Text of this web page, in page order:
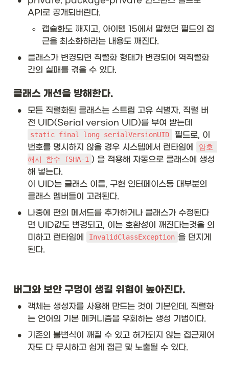
API로 공개되버린다.
◦
캡슐화도 깨지고, 아이템 15에서 말했던 필드의 접
근을 최소화하라는 내용도 깨진다.
•
클래스가 변경되면 직렬화 형태가 변경되어 역직렬화
간의 실패를 겪을 수 있다.
클래스 개선을 방해한다.
•
모든 직렬화된 클래스는 스트림 고유 식별자, 직렬 버
static final long serialVersionUID
필드로, 이
번호를 명시하지 않을 경우 시스템에서 런타임에
암호
해시 함수 (SHA-1 ) 을 적용해 자동으로 클래스에 생성
해 넣는다.
이 UID는 클래스 이름, 구현 인터페이스등 대부분의
클래스 멤버들이 고려된다.
•
나중에 편의 메서드를 추가하거나 클래스가 수정된다
면 UID값도 변경되고, 이는 호환성이 깨진다는것을 의
미하고 런타임에
InvalidClassException 을 던지게
된다.
버그와 보안 구멍이 생길 위험이 높아진다.
•
객체는 생성자를 사용해 만드는 것이 기본인데, 직렬화
는 언어의 기본 메커니즘을 우회하는 생성 기법이다.
•
기존의 불변식이 깨질 수 있고 허가되지 않는 접근제어
자도 다 무시하고 쉽게 접근 및 노출될 수 있다.